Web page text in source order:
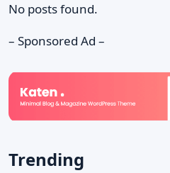
No posts found.
– Sponsored Ad –
Trending